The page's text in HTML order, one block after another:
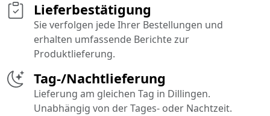
Tag-/Nachtlieferung
Lieferung am gleichen Tag in Dillingen.
Unabhängig von der Tages- oder Nachtzeit.
Lieferbestätigung
Sie verfolgen jede Ihrer Bestellungen und
erhalten umfassende Berichte zur
Produktlieferung.